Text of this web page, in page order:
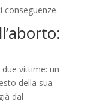
conseguenze.
vittime: un
della sua
dal